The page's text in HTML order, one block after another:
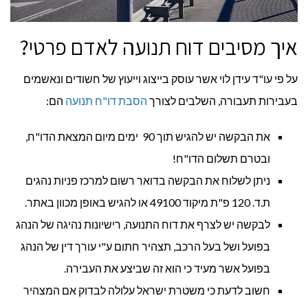
איך מסיבים דוח תנועה לאדם פרטי?
על פי עו"ד עידן לוי אשר עוסק בייצוג וייעוץ של חשודים ונאשמים
בעבירות תעבורה, השלבים לצורך הסבת דו"ח תנועה הם:
את הבקשה יש להגיש תוך 90 ימים מיום המצאת הדו"ח,
ובטרם תשלום הדו"ח!
ניתן לשלוח את הבקשה בדואר רשום למרכז פניות נהגים
ת.ד. 120 פ"ת מיקוד 49100 או להגיש באופן מכוון באתר.
לבקשה יש לצרף את דוח התנועה, רישיונות נהיגה של הנהג
בפועל ושל בעל הרכב, תצהיר חתום ע"י עורך דין של הנהג
בפועל אשר מעיד כי הוא זה שביצע את העבירה.
חשוב לדעת כי משטרת ישראל עלולה לבדוק אם המצהיר